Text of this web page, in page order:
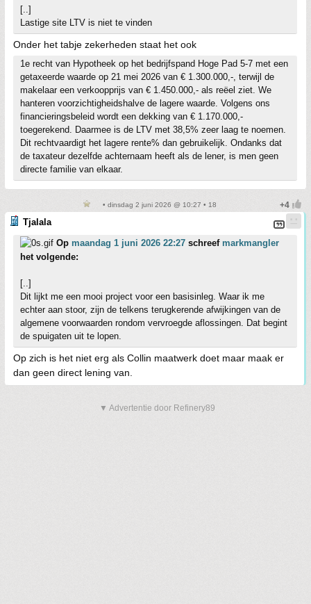
[..]
Lastige site LTV is niet te vinden
Onder het tabje zekerheden staat het ook
1e recht van Hypotheek op het bedrijfspand Hoge Pad 5-7 met een
getaxeerde waarde op 21 mei 2026 van € 1.300.000,-, terwijl de
makelaar een verkoopprijs van € 1.450.000,- als reëel ziet. We
hanteren voorzichtigheidshalve de lagere waarde. Volgens ons
financieringsbeleid wordt een dekking van € 1.170.000,-
toegerekend. Daarmee is de LTV met 38,5% zeer laag te noemen.
Dit rechtvaardigt het lagere rente% dan gebruikelijk. Ondanks dat
de taxateur dezelfde achternaam heeft als de lener, is men geen
directe familie van elkaar.
• dinsdag 2 juni 2026 @ 10:27 • 18
Tjalala
Op maandag 1 juni 2026 22:27 schreef markmangler
het volgende:
[..]
Dit lijkt me een mooi project voor een basisinleg. Waar ik me
echter aan stoor, zijn de telkens terugkerende afwijkingen van de
algemene voorwaarden rondom vervroegde aflossingen. Dat begint
de spuigaten uit te lopen.
Op zich is het niet erg als Collin maatwerk doet maar maak er
dan geen direct lening van.
▼ Advertentie door Refinery89